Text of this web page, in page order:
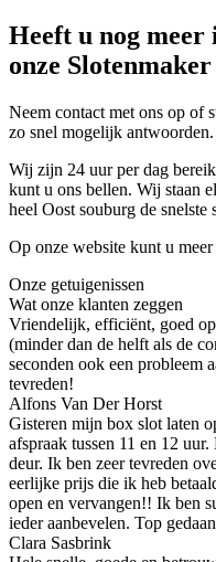
Heeft u nog
onze
Neem contact met ons op of
zo snel mogelijk antwoorden.
Wij zijn 24 uur per dag
kunt u ons bellen. Wij staan
heel Oost souburg de
Op onze website kunt u
Onze getuigenissen
Wat onze klanten zeggen
Vriendelijk, efficiënt, goed
(minder dan de helft als de
seconden ook een probleem
tevreden!
Alfons Van Der Horst
Gisteren mijn box slot laten
afspraak tussen 11 en 12
deur. Ik ben zeer tevreden
eerlijke prijs die ik heb
open en vervangen!! Ik ben
ieder aanbevelen. Top
Clara Sasbrink